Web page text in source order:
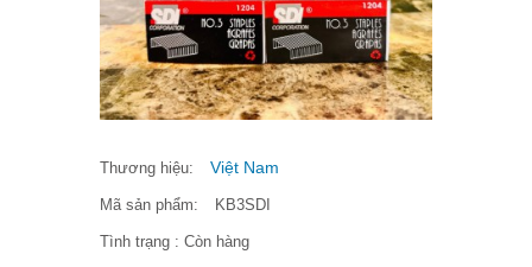
Thương hiệu: Việt Nam
Mã sản phẩm: KB3SDI
Tình trạng : Còn hàng